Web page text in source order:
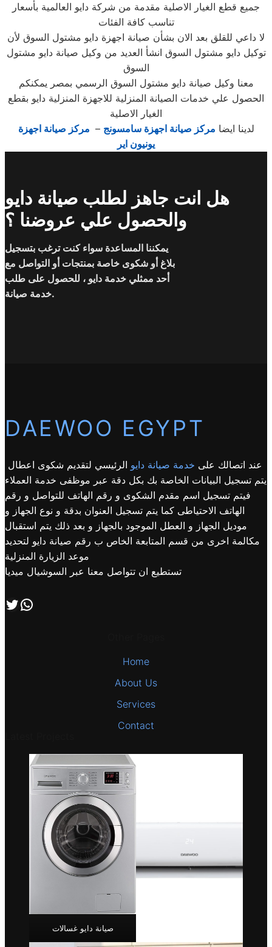
جميع قطع الغيار الاصلية مقدمة من شركة دايو العالمية بأسعار
تناسب كافة الفئات
لا داعي للقلق بعد الان بشأن صيانة اجهزة دايو مشتول السوق لأن
توكيل دايو مشتول السوق انشأ العديد من وكيل صيانة دايو مشتول
السوق
معنا وكيل صيانة دايو مشتول السوق الرسمي بمصر يمكنكم
الحصول علي خدمات الصيانة المنزلية للاجهزة المنزلية دايو بقطع
الغيار الاصلية
لدينا ايضا مركز صيانة اجهزة سامسونج – مركز صيانة اجهزة
يونيون اير
هل انت جاهز لطلب صيانة دايو
والحصول علي عروضنا ؟
يمكننا المساعدة سواء كنت ترغب بتسجيل
بلاغ أو شكوى خاصة بمنتجات أو التواصل مع
أحد ممثلي خدمة دايو ، للحصول على طلب
خدمة صيانة.
DAEWOO EGYPT
عند اتصالك على خدمة صيانة دايو الرئيسي لتقديم شكوى اعطال
يتم تسجيل البيانات الخاصة بك بكل دقة عبر موظفى خدمة العملاء
فيتم تسجيل اسم مقدم الشكوى و رقم الهاتف للتواصل و رقم
الهاتف الاحتياطى كما يتم تسجيل العنوان بدقة و نوع الجهاز و
موديل الجهاز و العطل الموجود بالجهاز و بعد ذلك يتم استقبال
مكالمة اخرى من قسم المتابعة الخاص ب رقم صيانة دايو لتحديد
موعد الزيارة المنزلية
تستطيع ان تتواصل معنا عبر السوشيال ميديا
تابعنا علي صفحة التويتر اتصل بنا علي طريق الوتساب
Home
About Us
Services
Contact
صيانة دايو غسالات